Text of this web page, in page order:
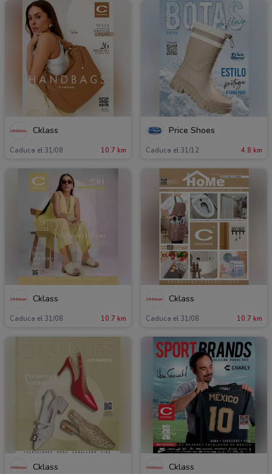
Cklass
Caduca el 31/08 10.7 km
Price Shoes
Caduca el 31/12 4.8 km
Cklass
Caduca el 31/08 10.7 km
Cklass
Caduca el 31/08 10.7 km
Cklass Cklass